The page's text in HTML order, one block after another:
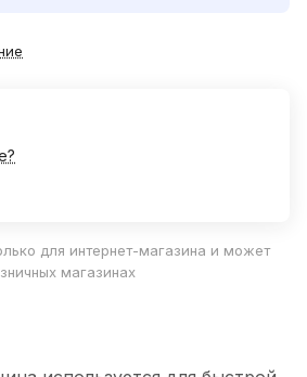
для интернет-магазина и может
магазинах